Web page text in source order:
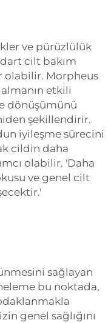
ve pürüzlülük
cilt bakım
olabilir. Morpheus
etkili
dönüşümünü
şekillendirir.
iyileşme sürecini
cildin daha
olabilir. 'Daha
ve genel cilt
sağlayan
bu noktada,
genel sağlığını